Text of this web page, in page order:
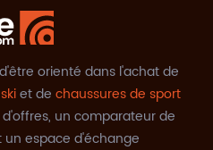
orienté dans l'achat de
skiet de chaussures de sport
un comparateur de
un espace d'échange